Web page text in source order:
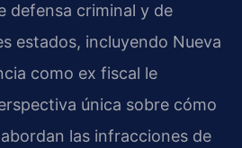
defensa criminal y de
estados, incluyendo Nueva
como ex fiscal le
única sobre cómo
las infracciones de